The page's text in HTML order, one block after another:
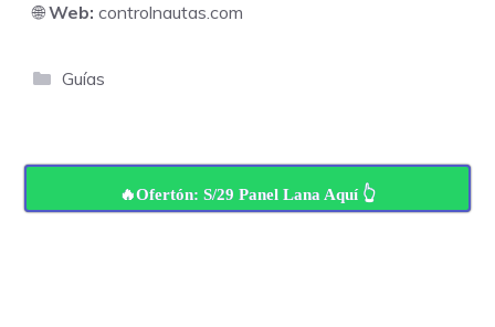
🌐Web: controlnautas.com
Categorías
Guías
🔥Ofertón: S/29 Panel Lana Aquí 👆